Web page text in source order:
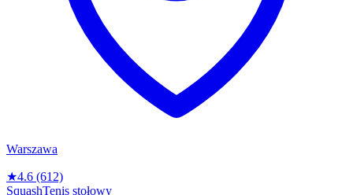
Warszawa
★4.6 (612)
SquashTenis stołowy